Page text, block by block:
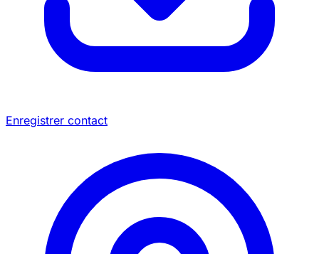
Enregistrer contact